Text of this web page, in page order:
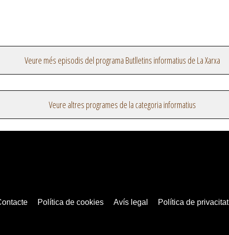
Veure més episodis del programa Butlletins informatius de La Xarxa
Veure altres programes de la categoria informatius
Política de cookies Avís legal Política de privacitat